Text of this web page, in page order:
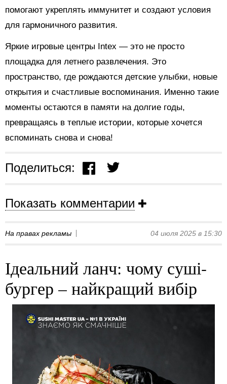
помогают укреплять иммунитет и создают условия
для гармоничного развития.
Яркие игровые центры Intex — это не просто
площадка для летнего развлечения. Это
пространство, где рождаются детские улыбки, новые
открытия и счастливые воспоминания. Именно такие
моменты остаются в памяти на долгие годы,
превращаясь в теплые истории, которые хочется
вспоминать снова и снова!
Поделиться:
Показать комментарии
На правах рекламы 04 июля 2025 в 15:30
Ідеальний ланч: чому суші-
бургер – найкращий вибір